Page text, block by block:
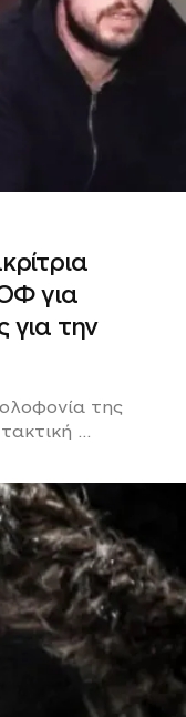
για
για την
της
...